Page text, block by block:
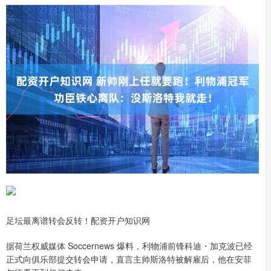
足坛最离谱转会反转！配资开户知识网
据荷兰权威媒体 Soccernews 爆料，利物浦前锋科迪・加克波已经
正式向俱乐部提交转会申请，直言主帅斯洛特被解雇后，他在安菲